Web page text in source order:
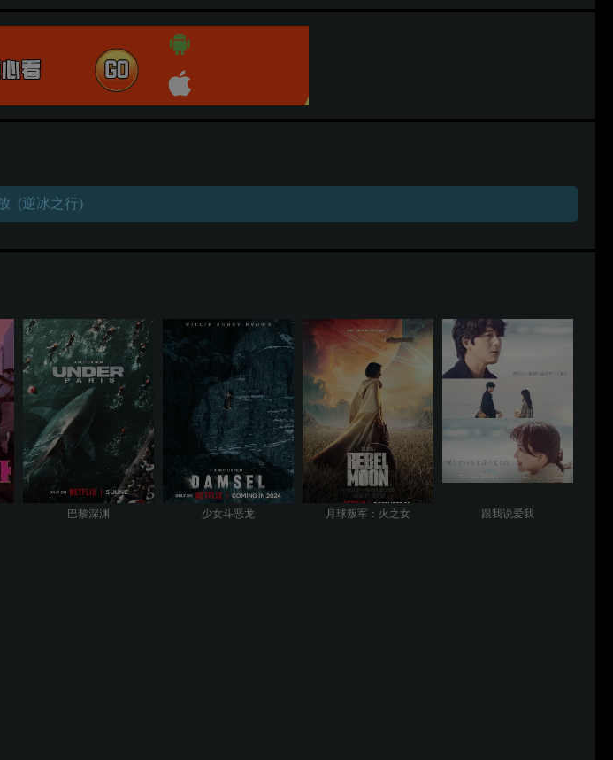
(逆冰之行)
巴黎深渊 少女斗恶龙 月球叛军：火之女 跟我说爱我